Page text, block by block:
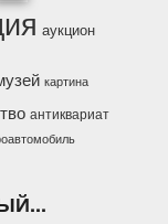
аукцион
картина
антиквариат